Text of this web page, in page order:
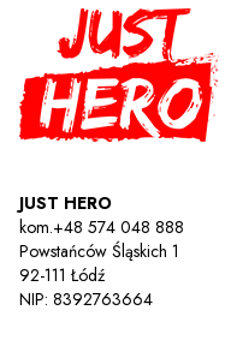
JUST HERO
kom.+48 574 048 888
Powstańców Śląskich 1
92-111 Łódź
NIP: 8392763664